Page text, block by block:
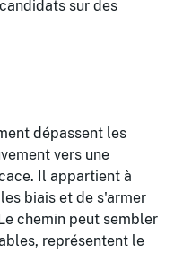
sur des
dépassent les
vers une
Il appartient à
biais et de s'armer
chemin peut sembler
représentent le